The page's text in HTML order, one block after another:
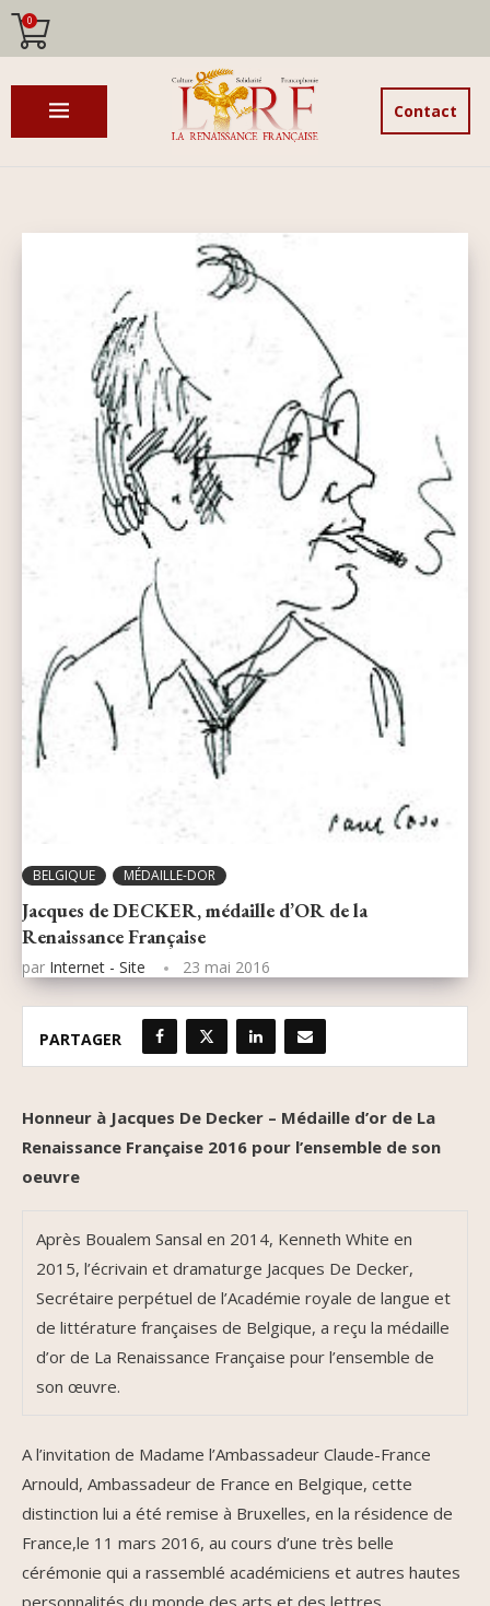
0
Contact
BELGIQUE MÉDAILLE-DOR
Jacques de DECKER, médaille d’OR de la
Renaissance Française
par Internet - Site 23 mai 2016
PARTAGER
Honneur à Jacques De Decker – Médaille d’or de La
Renaissance Française 2016 pour l’ensemble de son
oeuvre
Après Boualem Sansal en 2014, Kenneth White en
2015, l’écrivain et dramaturge Jacques De Decker,
Secrétaire perpétuel de l’Académie royale de langue et
de littérature françaises de Belgique, a reçu la médaille
d’or de La Renaissance Française pour l’ensemble de
son œuvre.
A l’invitation de Madame l’Ambassadeur Claude-France
Arnould, Ambassadeur de France en Belgique, cette
distinction lui a été remise à Bruxelles, en la résidence de
France,le 11 mars 2016, au cours d’une très belle
cérémonie qui a rassemblé académiciens et autres hautes